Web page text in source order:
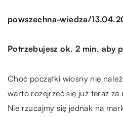
powszechna-wiedza/
Potrzebujesz ok. 2 min. aby
Choć początki wiosny nie
warto rozejrzeć się już teraz
Nie rzucajmy się jednak na